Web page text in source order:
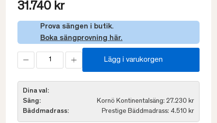
31.740 kr
Prova sängen i butik.
Boka sängprovning här.
Lägg i varukorgen
Dina val:
Säng:
Kornö Kontinentalsäng: 27.230 kr
Bäddmadrass:
Prestige Bäddmadrass: 4.510 kr